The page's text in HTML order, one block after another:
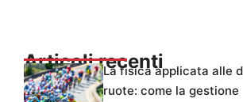
Articoli recentiLa fisica applicata alle
ruote: come la gestione